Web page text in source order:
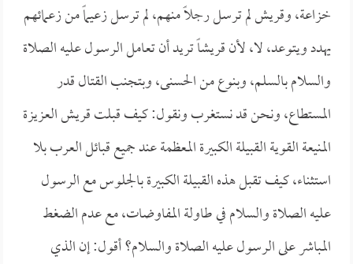
خزاعة، وقريش لم ترسل رجلاً منهم، لم ترسل زعيماً من زعمائهم
يهدد ويتوعد، لا، لأن قريشاً تريد أن تعامل الرسول عليه الصلاة
والسلام بالسلم، وبنوع من الحسنى، وبتجنب القتال قدر
المستطاع، ونحن قد نستغرب ونقول: كيف قبلت قريش العزيزة
المنيعة القوية القبيلة الكبيرة المعظمة عند جميع قبائل العرب بلا
استثناء، كيف تقبل هذه القبيلة الكبيرة بالجلوس مع الرسول
عليه الصلاة والسلام في طاولة المفاوضات، مع عدم الضغط
المباشر على الرسول عليه الصلاة والسلام؟ أقول: إن الذي